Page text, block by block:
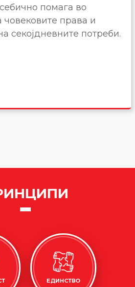
помага во
права и
секојдневните потреби.
ЕДИНСТВО